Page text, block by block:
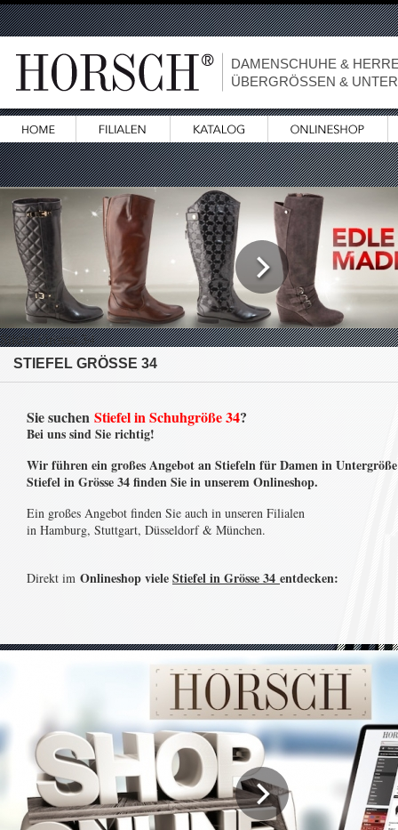
DAMENSCHUHE &
ÜBERGRÖSSEN &
Stiefel Grösse 34
STIEFEL GRÖSSE 34
Sie suchen Stiefel in Schuhgröße 34?
Bei uns sind Sie richtig!
Wir führen ein großes Angebot an Stiefeln für Damen in
Stiefel in Grösse 34 finden Sie in unserem Onlineshop.
Ein großes Angebot finden Sie auch in unseren Filialen
in Hamburg, Stuttgart, Düsseldorf & München.
Direkt im Onlineshop vieleStiefel in Grösse 34 entdecken: